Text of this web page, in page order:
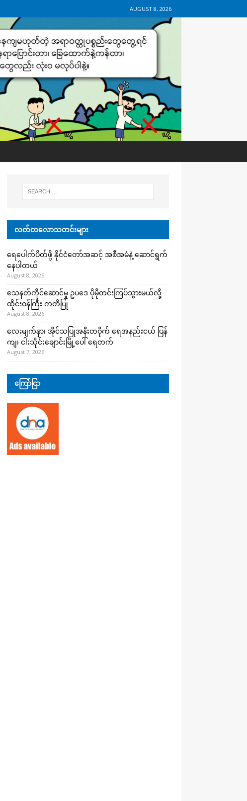
AUGUST 8, 2026
လတ်တလောသတင်းများ
ရေပေါက်ပိတ်ဖို့ နိုင်ငံတော်အဆင့် အစီအမံနဲ့ ဆောင်ရွက်
နေပါတယ်
August 8, 2026
သေနတ်ကိုင်ဆောင်မှု ဥပဒေ ပိုမိုတင်းကြပ်သွားမယ်လို့
ထိုင်းဝန်ကြီး ကတိပြု
August 8, 2026
လေးမျက်နှာ၊ အိုင်သပြုအနီးတဝိုက် ရေအနည်းငယ် ပြန်
ကျ၊ ငါးသိုင်းချောင်းမြို့ပေါ် ရေတက်
August 7, 2026
ကြော်ငြာ